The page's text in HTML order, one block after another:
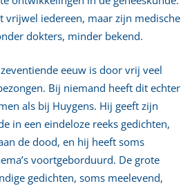
vrijwel iedereen, maar zijn medische
dokters, minder bekend.
eeuw is door vrij veel
Bij niemand heeft dit echter
als bij Huygens. Hij geeft zijn
in een eindeloze reeks gedichten,
de dood, en hij heeft soms
voortgeborduurd. De grote
gedichten, soms meelevend,